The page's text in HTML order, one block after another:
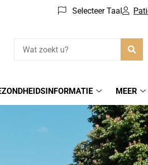
Selecteer Taal
submenu
MEER